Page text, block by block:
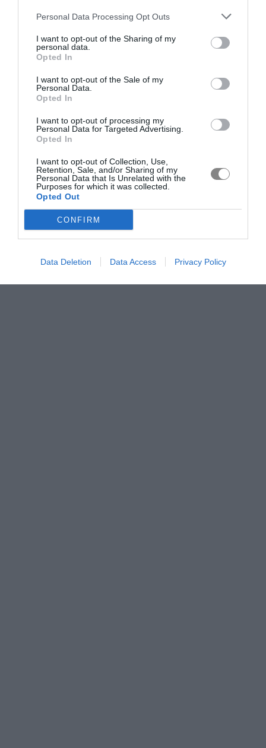
Personal Data Processing Opt Outs
I want to opt-out of the Sharing of my
personal data.
Opted In
I want to opt-out of the Sale of my
Personal Data.
Opted In
I want to opt-out of processing my
Personal Data for Targeted Advertising.
Opted In
I want to opt-out of Collection, Use,
Retention, Sale, and/or Sharing of my
Personal Data that Is Unrelated with the
Purposes for which it was collected.
Opted Out
CONFIRM
Data Deletion Data Access Privacy Policy